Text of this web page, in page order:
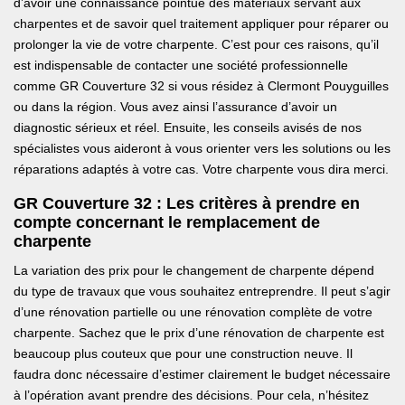
charpentes et de savoir quel traitement appliquer pour réparer ou
prolonger la vie de votre charpente. C’est pour ces raisons, qu’il
est indispensable de contacter une société professionnelle
comme GR Couverture 32 si vous résidez à Clermont Pouyguilles
ou dans la région. Vous avez ainsi l’assurance d’avoir un
diagnostic sérieux et réel. Ensuite, les conseils avisés de nos
spécialistes vous aideront à vous orienter vers les solutions ou les
réparations adaptés à votre cas. Votre charpente vous dira merci.
GR Couverture 32 : Les critères à prendre en
compte concernant le remplacement de
charpente
La variation des prix pour le changement de charpente dépend
du type de travaux que vous souhaitez entreprendre. Il peut s’agir
d’une rénovation partielle ou une rénovation complète de votre
charpente. Sachez que le prix d’une rénovation de charpente est
beaucoup plus couteux que pour une construction neuve. Il
faudra donc nécessaire d’estimer clairement le budget nécessaire
à l’opération avant prendre des décisions. Pour cela, n’hésitez